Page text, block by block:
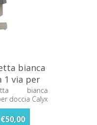
bianca
1 via per
bianca
doccia Calyx
€50,00